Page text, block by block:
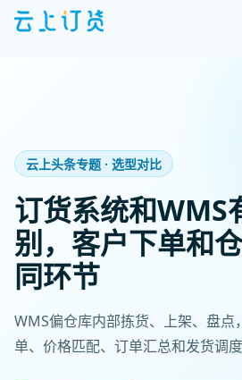
云上头条专题 · 选型对比
订货系统和WMS
别，客户下单和
同环节
WMS偏仓库内部拣货、上架、盘点
单、价格匹配、订单汇总和发货调度